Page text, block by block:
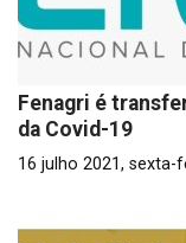
Fenagri é
da Covid-19
16 julho 2021, sexta-